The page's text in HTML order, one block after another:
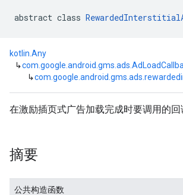
abstract class
kotlin.Any
↳
↳
在激励插页式广告加载完成时要调用的回
摘要
公共构造函数